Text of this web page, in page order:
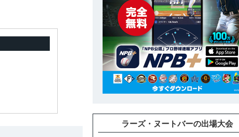
ラーズ・ヌートバーの出場大会